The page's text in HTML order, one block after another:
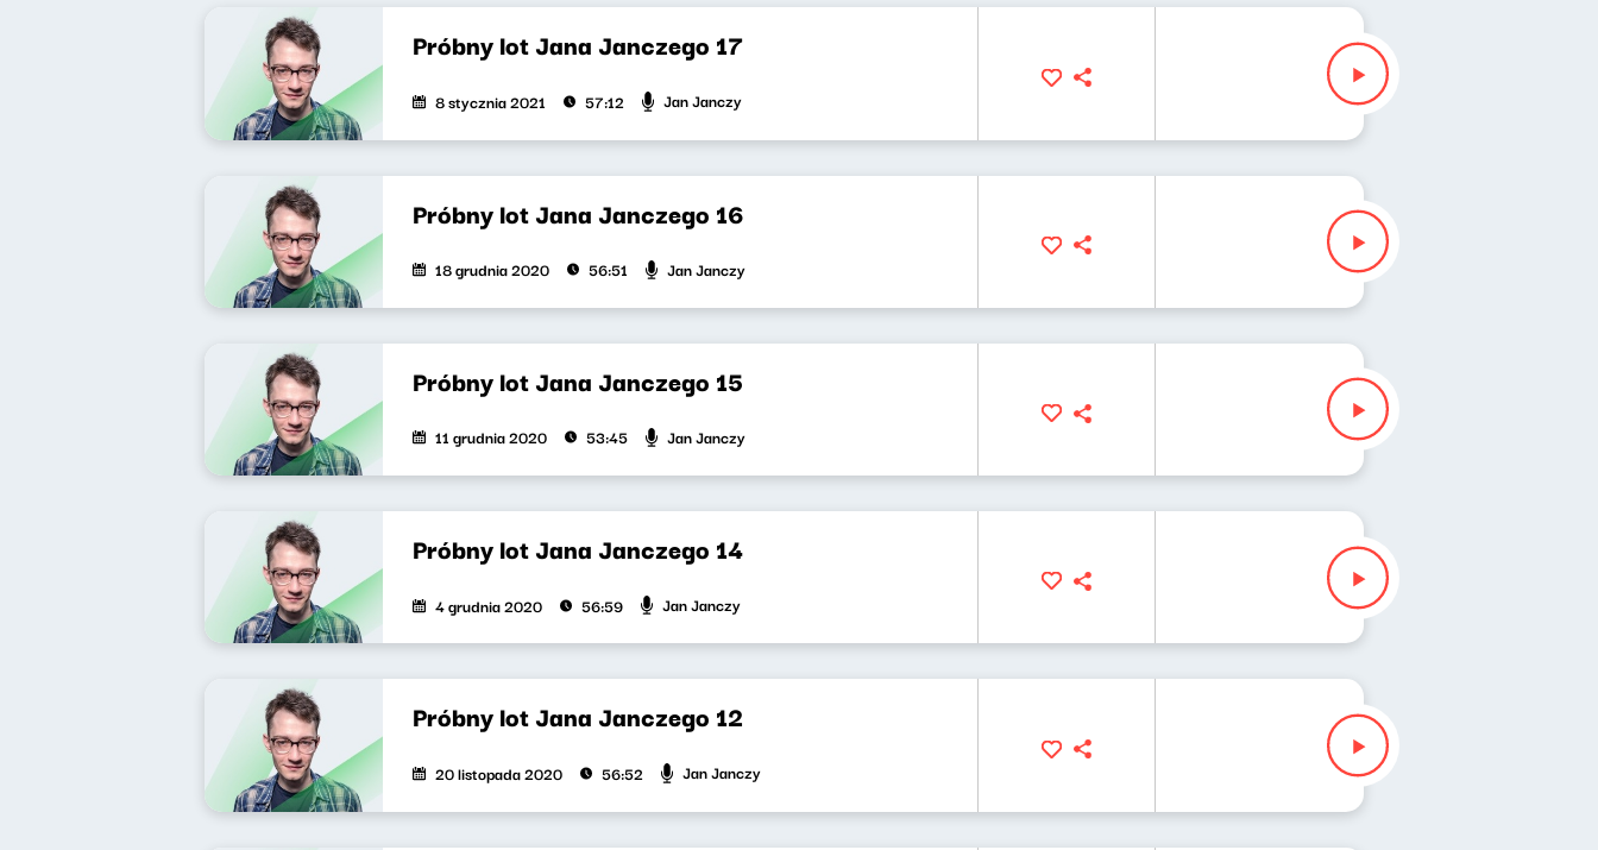
Próbny lot Jana Janczego 17
8 stycznia 2021 57:12 Jan Janczy
Próbny lot Jana Janczego 16
18 grudnia 2020 56:51 Jan Janczy
Próbny lot Jana Janczego 15
11 grudnia 2020 53:45 Jan Janczy
Próbny lot Jana Janczego 14
4 grudnia 2020 56:59 Jan Janczy
Próbny lot Jana Janczego 12
20 listopada 2020 56:52 Jan Janczy